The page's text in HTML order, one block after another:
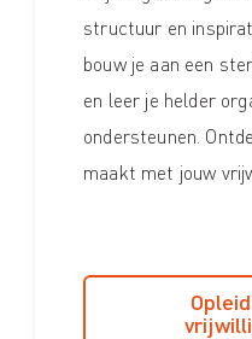
structuur en
bouw je aan een
en leer je helder
ondersteunen.
maakt met jouw